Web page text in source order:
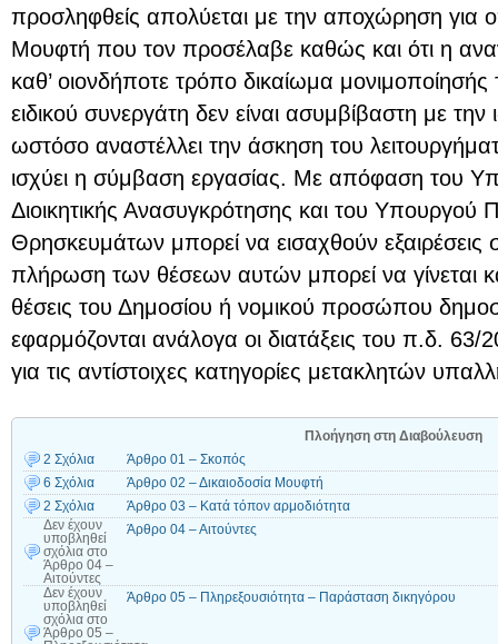
προσληφθείς απολύεται με την αποχώρηση για
Μουφτή που τον προσέλαβε καθώς και ότι η
καθ’ οιονδήποτε τρόπο δικαίωμα
ειδικού συνεργάτη δεν είναι ασυμβίβαστη με την
ωστόσο αναστέλλει την άσκηση του
ισχύει η σύμβαση εργασίας. Με απόφαση του
Διοικητικής Ανασυγκρότησης και του Υπουργού
Θρησκευμάτων μπορεί να εισαχθούν
πλήρωση των θέσεων αυτών μπορεί να γίνεται
θέσεις του Δημοσίου ή νομικού προσώπου
εφαρμόζονται ανάλογα οι διατάξεις του π.δ.
για τις αντίστοιχες κατηγορίες μετακλητών
Πλοήγηση στη Διαβούλευση
2 Σχόλια
Άρθρο 01 – Σκοπός
6 Σχόλια
Άρθρο 02 – Δικαιοδοσία Μουφτή
2 Σχόλια
Άρθρο 03 – Κατά τόπον αρμοδιότητα
Δεν έχουν
υποβληθεί
σχόλια στο
Άρθρο 04 –
Αιτούντες
Άρθρο 04 – Αιτούντες
Δεν έχουν
υποβληθεί
σχόλια στο
Άρθρο 05 –
Άρθρο 05 – Πληρεξουσιότητα – Παράσταση δικηγόρου